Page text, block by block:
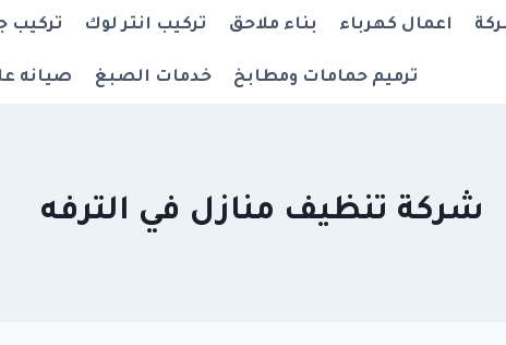
اعمال كهرباء بناء ملاحق تركيب انتر لوك تركيب
ترميم حمامات ومطابخ خدمات الصبغ صيانه
شركة تنظيف منازل في الترفه